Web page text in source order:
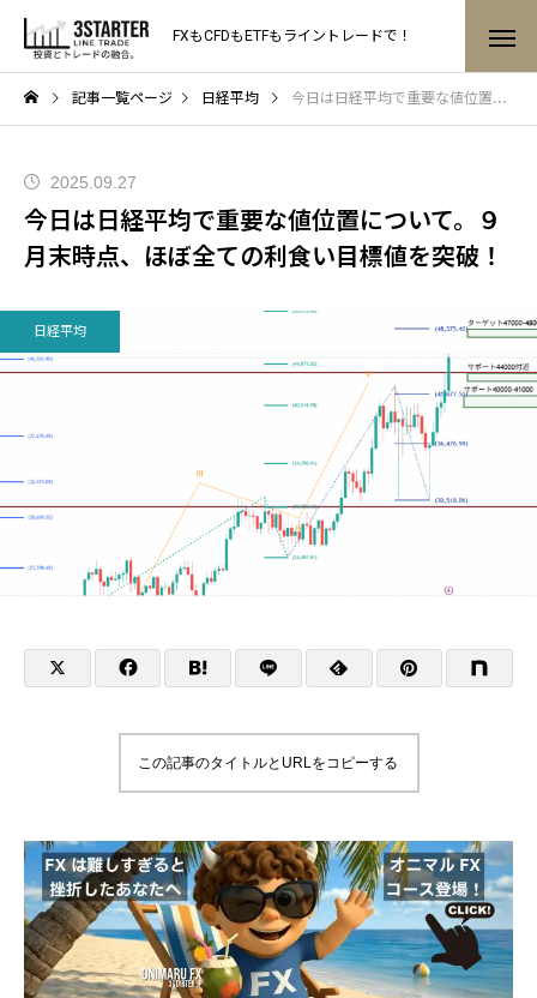
FXもCFDもETFもライントレードで！
記事一覧ページ 日経平均 今日は日経平均で重要な値位置について。９月末時点、ほぼ全ての利食い目標値を突破！
2025.09.27
今日は日経平均で重要な値位置について。９
月末時点、ほぼ全ての利食い目標値を突破！
日経平均
この記事のタイトルとURLをコピーする